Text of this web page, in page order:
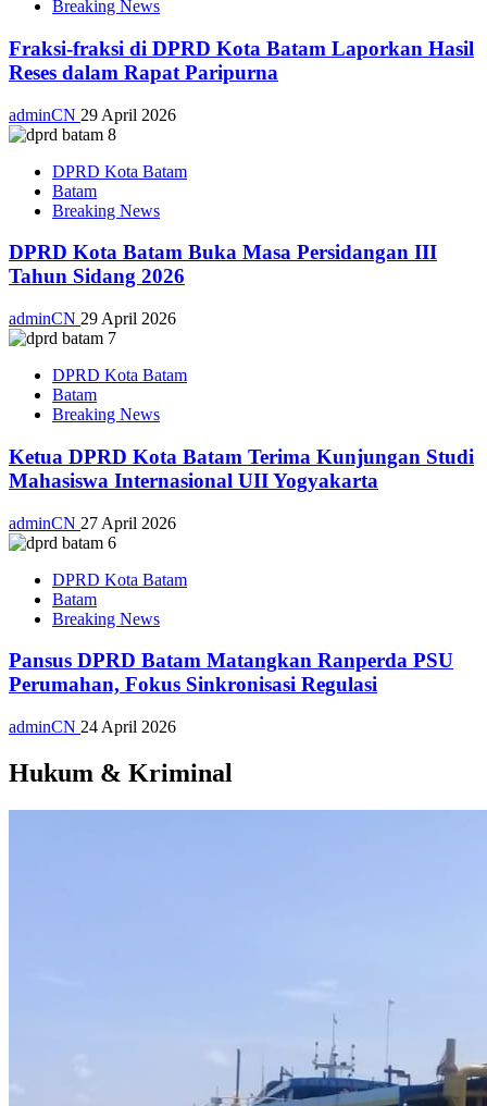
Breaking News
Fraksi-fraksi di DPRD Kota Batam Laporkan Hasil
Reses dalam Rapat Paripurna
adminCN 29 April 2026
DPRD Kota Batam
Batam
Breaking News
DPRD Kota Batam Buka Masa Persidangan III
Tahun Sidang 2026
adminCN 29 April 2026
DPRD Kota Batam
Batam
Breaking News
Ketua DPRD Kota Batam Terima Kunjungan Studi
Mahasiswa Internasional UII Yogyakarta
adminCN 27 April 2026
DPRD Kota Batam
Batam
Breaking News
Pansus DPRD Batam Matangkan Ranperda PSU
Perumahan, Fokus Sinkronisasi Regulasi
adminCN 24 April 2026
Hukum & Kriminal